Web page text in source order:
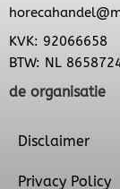
KVK: 92066658
BTW: NL
de organisatie
Disclaimer
Privacy Policy